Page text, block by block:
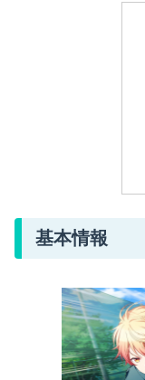
基本情報